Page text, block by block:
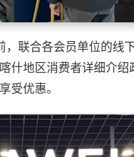
联合各会员单位的线
什地区消费者详细介绍
受优惠。